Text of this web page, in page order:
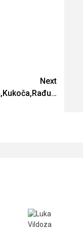
Next